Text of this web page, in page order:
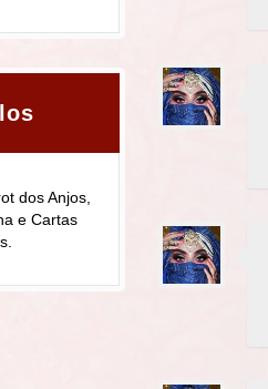
dos Anjos,
e Cartas